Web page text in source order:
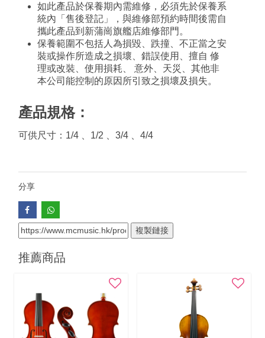
如此產品於保養期內需維修，必須先於保養系
統內「售後登記」，與維修部預約時間後需自
攜此產品到新蒲崗旗艦店維修部門。
保養範圍不包括人為損毀、跌撞、不正當之安
裝或操作所造成之損壞、錯誤使用、擅自 修
理或改裝、使用損耗、 意外、天災、其他非
本公司能控制的原因所引致之損壞及損失。
產品規格：
可供尺寸：1/4 、1/2 、3/4 、4/4
分享
複製鏈接
推薦商品